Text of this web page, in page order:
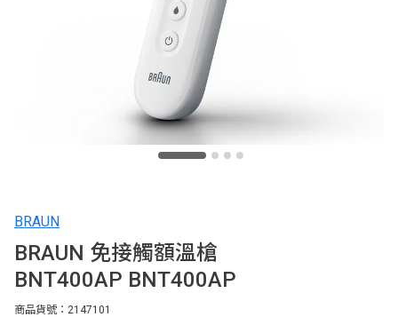
BRAUN
BRAUN 免接觸額溫槍
BNT400AP BNT400AP
商品貨號：2147101